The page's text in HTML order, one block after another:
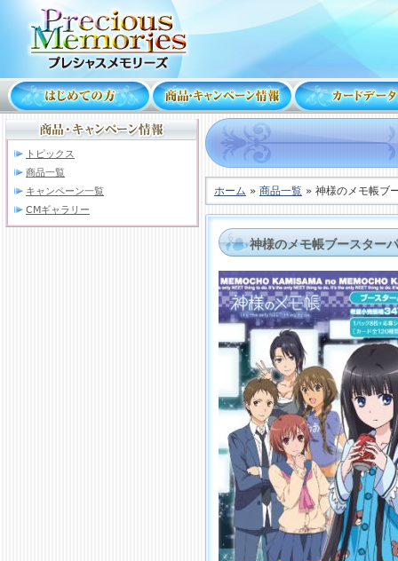
トピックス
商品一覧
キャンペーン一覧
CMギャラリー
ホーム » 商品一覧 » 神様のメモ帳ブ
神様のメモ帳ブースター